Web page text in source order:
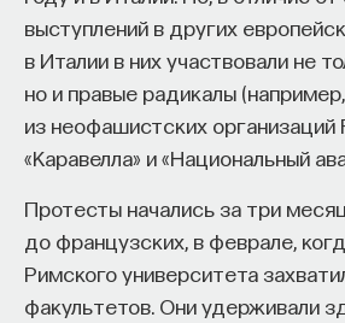
выступлений в других
в Италии в них участвовали не
но и правые радикалы (например,
из неофашистских организаций
«Каравелла» и «Национальный
Протесты начались за три
до французских, в феврале,
Римского университета
факультетов. Они удерживали